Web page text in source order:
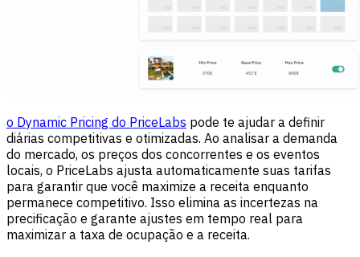
o Dynamic Pricing do PriceLabs pode te ajudar a definir
diárias competitivas e otimizadas. Ao analisar a demanda
do mercado, os preços dos concorrentes e os eventos
locais, o PriceLabs ajusta automaticamente suas tarifas
para garantir que você maximize a receita enquanto
permanece competitivo. Isso elimina as incertezas na
precificação e garante ajustes em tempo real para
maximizar a taxa de ocupação e a receita.